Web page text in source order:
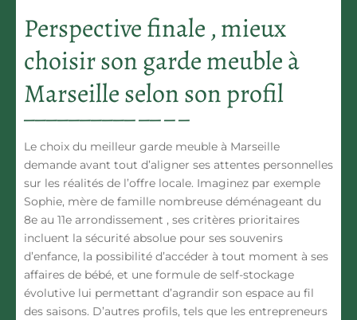
Perspective finale , mieux
choisir son garde meuble à
Marseille selon son profil
Le choix du meilleur garde meuble à Marseille
demande avant tout d’aligner ses attentes personnelles
sur les réalités de l’offre locale. Imaginez par exemple
Sophie, mère de famille nombreuse déménageant du
8e au 11e arrondissement , ses critères prioritaires
incluent la sécurité absolue pour ses souvenirs
d’enfance, la possibilité d’accéder à tout moment à ses
affaires de bébé, et une formule de self-stockage
évolutive lui permettant d’agrandir son espace au fil
des saisons. D’autres profils, tels que les entrepreneurs